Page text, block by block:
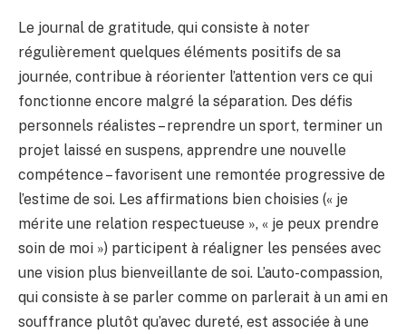
Le journal de gratitude, qui consiste à noter
régulièrement quelques éléments positifs de sa
journée, contribue à réorienter l’attention vers ce qui
fonctionne encore malgré la séparation. Des défis
personnels réalistes – reprendre un sport, terminer un
projet laissé en suspens, apprendre une nouvelle
compétence – favorisent une remontée progressive de
l’estime de soi. Les affirmations bien choisies (« je
mérite une relation respectueuse », « je peux prendre
soin de moi ») participent à réaligner les pensées avec
une vision plus bienveillante de soi. L’auto-compassion,
qui consiste à se parler comme on parlerait à un ami en
souffrance plutôt qu’avec dureté, est associée à une